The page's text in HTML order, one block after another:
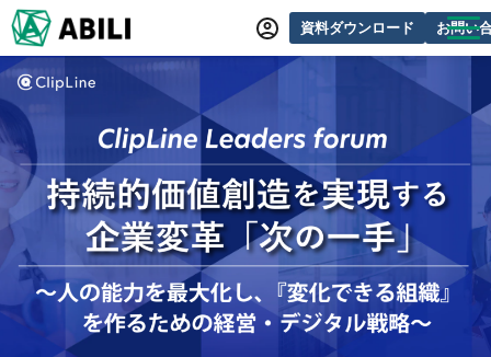
資料ダウンロード お問い
ABILIとは
サービス一覧
オンラインデモ
導入事例
動画制作事例
セミナー・イベント情報
できるをふやす研究所